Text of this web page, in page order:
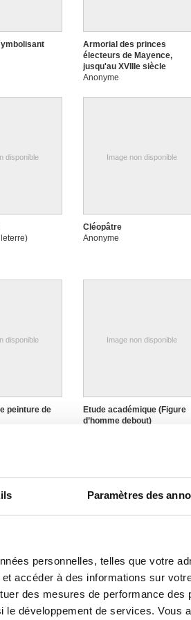
Paramètres des
personnelles, telles que votre
accéder à des informations sur
des mesures de performance des
le développement de services. Vous
Armorial des princes
électeurs de Mayence,
jusqu'au XVIIIe siècle
Anonyme
disponible Image non disponible
Cléopâtre
Anonyme
disponible
peinture de
Image non disponible
Etude académique (Figure
d’homme debout)
ailes
Jeune faune